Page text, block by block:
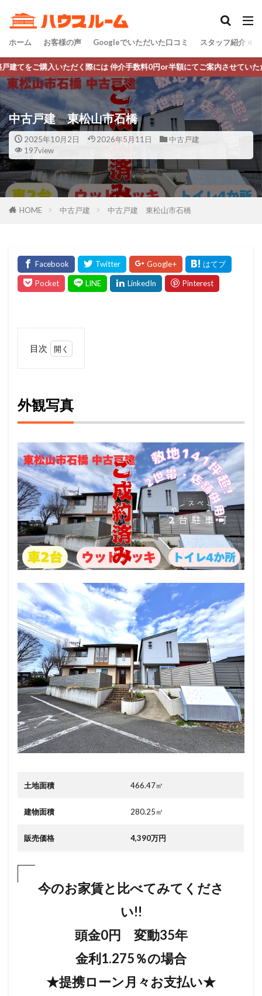
ホーム お客様の声 Googleでいただいた口コミ スタッフ紹介
手数料0円or半額にてご案内させていただいております。
中古戸建 東松山市石橋
2025年10月2日 2026年5月11日
中古戸建
197view
HOME 中古戸建 中古戸建 東松山市石橋
目次
写
真
周辺
環境
1.2
設備
2
3
間
取
り
図
4
5
地
図
6
電
話
で
の
各
種
お
問
わ
せ
こ
ら
ど
外観写真
土地面積 466.47㎡
建物面積 280.25㎡
販売価格 4,390万円
今のお家賃と比べてみてくださ
い!!
頭金0円 変動35年
金利1.275％の場合
★提携ローン月々お支払い★